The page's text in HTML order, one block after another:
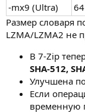
-mx9 (Ultra)
Размер словаря
LZMA/LZMA2 не
В 7-Zip
SHA-512,
Улучшена
Если
временную